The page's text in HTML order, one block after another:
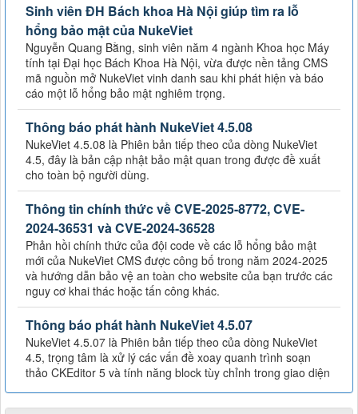
Sinh viên ĐH Bách khoa Hà Nội giúp tìm ra lỗ
hổng bảo mật của NukeViet
Nguyễn Quang Bằng, sinh viên năm 4 ngành Khoa học Máy
tính tại Đại học Bách Khoa Hà Nội, vừa được nền tảng CMS
mã nguồn mở NukeViet vinh danh sau khi phát hiện và báo
cáo một lỗ hổng bảo mật nghiêm trọng.
Thông báo phát hành NukeViet 4.5.08
NukeViet 4.5.08 là Phiên bản tiếp theo của dòng NukeViet
4.5, đây là bản cập nhật bảo mật quan trong được đề xuất
cho toàn bộ người dùng.
Thông tin chính thức về CVE-2025-8772, CVE-
2024-36531 và CVE-2024-36528
Phản hồi chính thức của đội code về các lỗ hổng bảo mật
mới của NukeViet CMS được công bố trong năm 2024-2025
và hướng dẫn bảo vệ an toàn cho website của bạn trước các
nguy cơ khai thác hoặc tấn công khác.
Thông báo phát hành NukeViet 4.5.07
NukeViet 4.5.07 là Phiên bản tiếp theo của dòng NukeViet
4.5, trọng tâm là xử lý các vấn đề xoay quanh trình soạn
thảo CKEditor 5 và tính năng block tùy chỉnh trong giao diện